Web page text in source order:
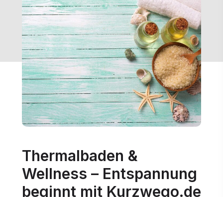
Thermalbaden &
Wellness – Entspannung
beginnt mit Kurzwego.de